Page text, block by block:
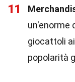
11
un'enorme
giocattoli
popolarità